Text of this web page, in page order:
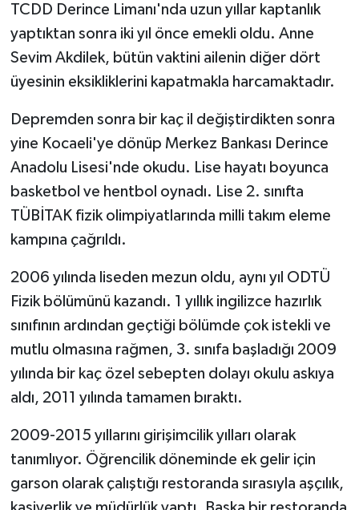
TCDD Derince Limanı'nda uzun yıllar kaptanlık
yaptıktan sonra iki yıl önce emekli oldu. Anne
Sevim Akdilek, bütün vaktini ailenin diğer dört
üyesinin eksikliklerini kapatmakla harcamaktadır.
Depremden sonra bir kaç il değiştirdikten sonra
yine Kocaeli'ye dönüp Merkez Bankası Derince
Anadolu Lisesi'nde okudu. Lise hayatı boyunca
basketbol ve hentbol oynadı. Lise 2. sınıfta
TÜBİTAK fizik olimpiyatlarında milli takım eleme
kampına çağrıldı.
2006 yılında liseden mezun oldu, aynı yıl ODTÜ
Fizik bölümünü kazandı. 1 yıllık ingilizce hazırlık
sınıfının ardından geçtiği bölümde çok istekli ve
mutlu olmasına rağmen, 3. sınıfa başladığı 2009
yılında bir kaç özel sebepten dolayı okulu askıya
aldı, 2011 yılında tamamen bıraktı.
2009-2015 yıllarını girişimcilik yılları olarak
tanımlıyor. Öğrencilik döneminde ek gelir için
garson olarak çalıştığı restoranda sırasıyla aşçılık,